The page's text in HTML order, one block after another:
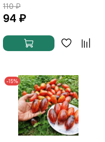
110 ₽
94 ₽
-15%